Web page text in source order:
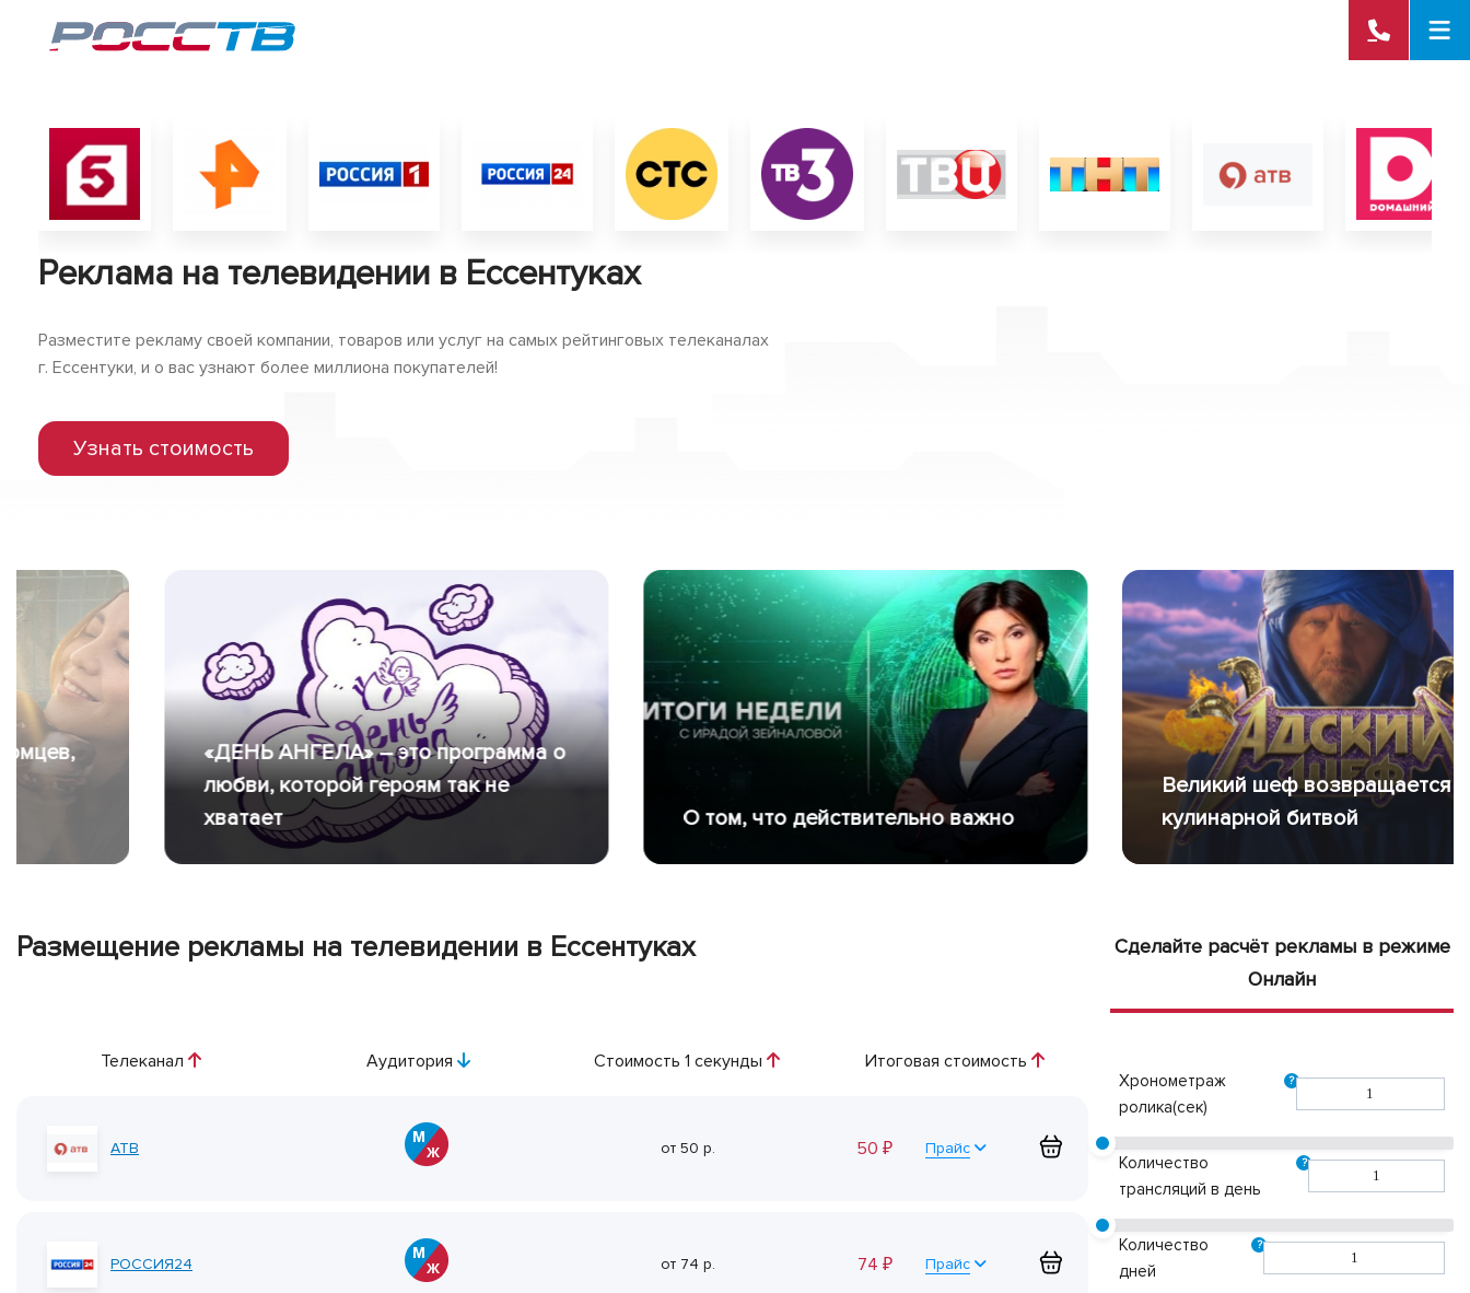
Реклама на телевидении в Ессентуках
Разместите рекламу своей компании, товаров или услуг на самых рейтинговых телеканалах
г. Ессентуки, и о вас узнают более миллиона покупателей!
Узнать стоимость
«ДЕНЬ АНГЕЛА» – это программа о
любви, которой героям так не
О том, что действительно важно
Великий шеф возвращается с
кулинарной битвой
Размещение рекламы на телевидении в Ессентуках
Телеканал Аудитория Стоимость 1 секунды Итоговая стоимость
АТВ от50 р. 50 ₽ Прайс
РОССИЯ24 от 74 р. 74 ₽ Прайс
Сделайте расчёт рекламы в режиме
Онлайн
Хронометраж
ролика(сек)
?
Количество
трансляций в день
?
Количество
дней
?